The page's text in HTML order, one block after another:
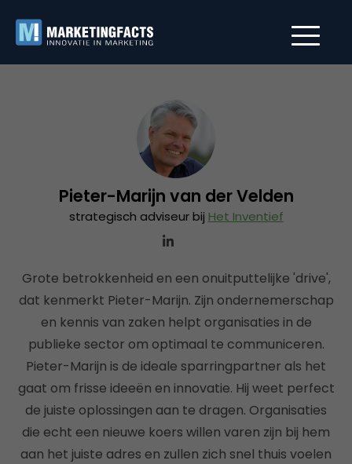
Pieter-Marijn van der Velden
strategisch adviseur bij Het Inventief
Grote betrokkenheid en een onuitputtelijke 'drive',
dat kenmerkt Pieter-Marijn. Zijn ondernemerschap
en kennis van zaken helpt organisaties in de
publieke sector om optimaal te communiceren.
Pieter-Marijn is de ideale sparringpartner als het
gaat om frisse ideeën en innovatie. Hij weet perfect
de juiste oplossingen aan te dragen. Organisaties
die echt een nieuwe koers willen varen zijn bij hem
aan het juiste adres en zullen zich snel thuis voelen